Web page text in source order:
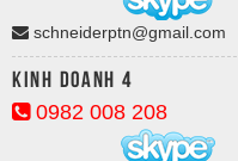
schneiderptn@gmail.com
Kinh doanh 4
0982 008 208